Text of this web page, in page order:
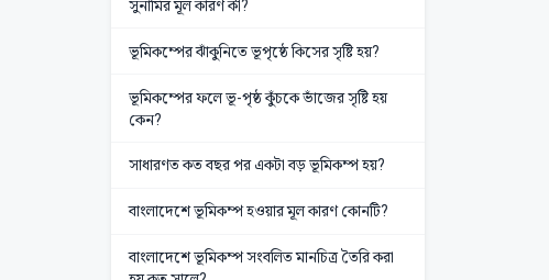
সুনামির মূল কারণ কী?
ভূমিকম্পের ঝাঁকুনিতে ভূপৃষ্ঠে কিসের সৃষ্টি হয়?
ভূমিকম্পের ফলে ভূ-পৃষ্ঠ কুঁচকে ভাঁজের সৃষ্টি হয়
কেন?
সাধারণত কত বছর পর একটা বড় ভূমিকম্প হয়?
বাংলাদেশে ভূমিকম্প হওয়ার মূল কারণ কোনটি?
বাংলাদেশে ভূমিকম্প সংবলিত মানচিত্র তৈরি করা